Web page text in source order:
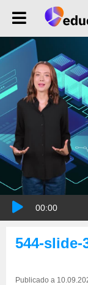
00:00
544-slide-
Publicado a